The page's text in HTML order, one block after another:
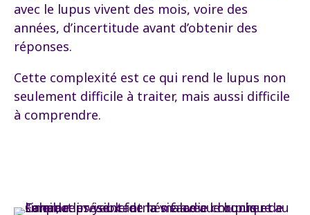
avec le lupus vivent des mois, voire des
années, d’incertitude avant d’obtenir des
réponses.
Cette complexité est ce qui rend le lupus non
seulement difficile à traiter, mais aussi difficile
à comprendre.